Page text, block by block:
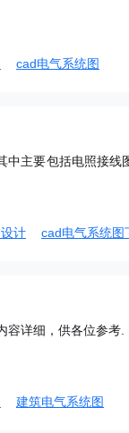
cad电气系统图
中主要包括电照接线
计 cad电气系统图
容详细，供各位参考.
建筑电气系统图